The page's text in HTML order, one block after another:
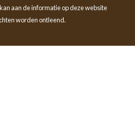
aan de informatie op deze website
worden ontleend.